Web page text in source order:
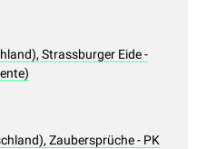
Strassburger Eide -
Zaubersprüche - PK